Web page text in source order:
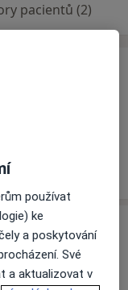
pacientů (2)
k dispozici
informace o
57101
používat
ke
a poskytování
Své
a aktualizovat v